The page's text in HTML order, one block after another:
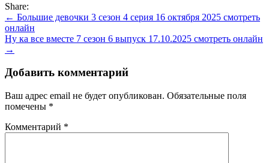
Share:
Навигация
по
записям
← Большие девочки 3 сезон 4 серия 16 октября 2025 смотреть
онлайн
Ну ка все вместе 7 сезон 6 выпуск 17.10.2025 смотреть онлайн
→
Добавить комментарий
Ваш адрес email не будет опубликован. Обязательные поля
помечены *
Комментарий *